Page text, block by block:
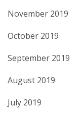
November 2019
October 2019
September 2019
August 2019
July 2019